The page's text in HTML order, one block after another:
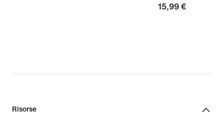
15,99
15,99 €
Risorse